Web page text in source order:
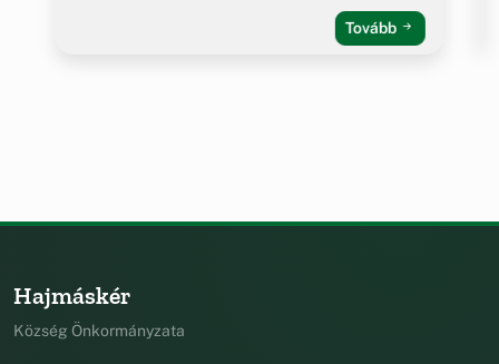
Tovább
Hajmáskér
Község Önkormányzata